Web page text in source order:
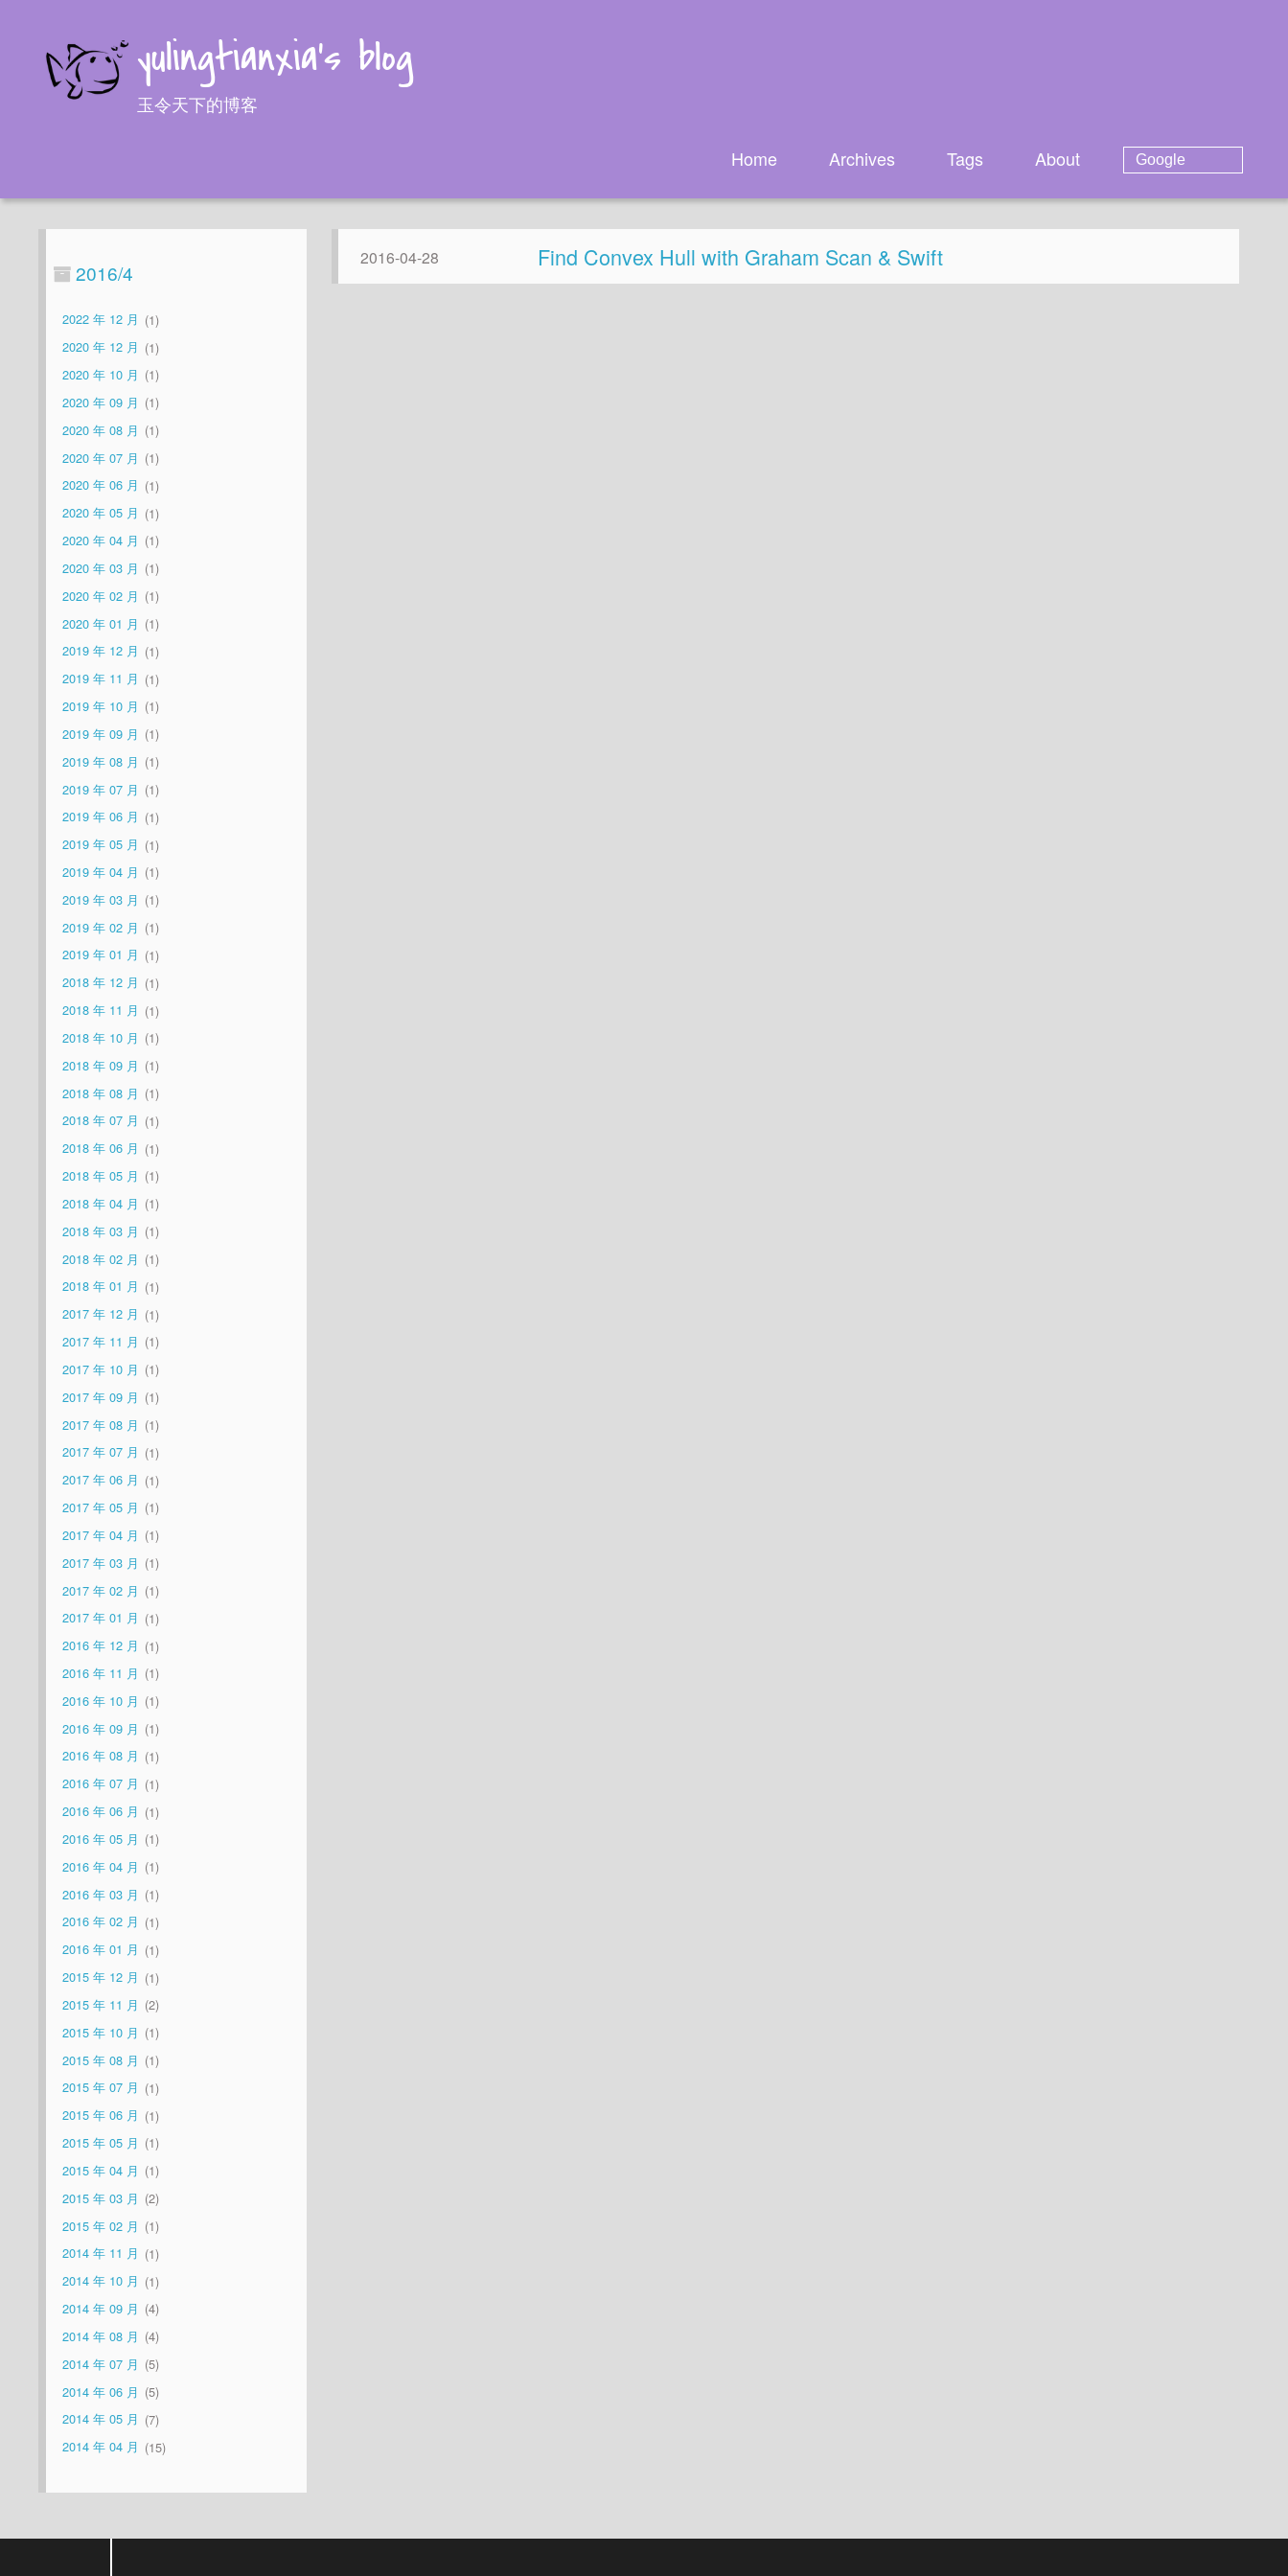
yulingtianxia's blog
玉令天下的博客
Home Archives Tags About
2016/4
2022 年 12 月
1
2020 年 12 月
1
2020 年 10 月
1
2020 年 09 月
1
2020 年 08 月
1
2020 年 07 月
1
2020 年 06 月
1
2020 年 05 月
1
2020 年 04 月
1
2020 年 03 月
1
2020 年 02 月
1
2020 年 01 月
1
2019 年 12 月
1
2019 年 11 月
1
2019 年 10 月
1
2019 年 09 月
1
2019 年 08 月
1
2019 年 07 月
1
2019 年 06 月
1
2019 年 05 月
1
2019 年 04 月
1
2019 年 03 月
1
2019 年 02 月
1
2019 年 01 月
1
2018 年 12 月
1
2018 年 11 月
1
2018 年 10 月
1
2018 年 09 月
1
2018 年 08 月
1
2018 年 07 月
1
2018 年 06 月
1
2018 年 05 月
1
2018 年 04 月
1
2018 年 03 月
1
2018 年 02 月
1
2018 年 01 月
1
2017 年 12 月
1
2017 年 11 月
1
2017 年 10 月
1
2017 年 09 月
1
2017 年 08 月
1
2017 年 07 月
1
2017 年 06 月
1
2017 年 05 月
1
2017 年 04 月
1
2017 年 03 月
1
2017 年 02 月
1
2017 年 01 月
1
2016 年 12 月
1
2016 年 11 月
1
2016 年 10 月
1
2016 年 09 月
1
2016 年 08 月
1
2016 年 07 月
1
2016 年 06 月
1
2016 年 05 月
1
2016 年 04 月
1
2016 年 03 月
1
2016 年 02 月
1
2016 年 01 月
1
2015 年 12 月
1
2015 年 11 月
2
2015 年 10 月
1
2015 年 08 月
1
2015 年 07 月
1
2015 年 06 月
1
2015 年 05 月
1
2015 年 04 月
1
2015 年 03 月
2
2015 年 02 月
1
2014 年 11 月
1
2014 年 10 月
1
2014 年 09 月
4
2014 年 08 月
4
2014 年 07 月
5
2014 年 06 月
5
2014 年 05 月
7
2014 年 04 月
15
2016-04-28 Find Convex Hull with Graham Scan & Swift